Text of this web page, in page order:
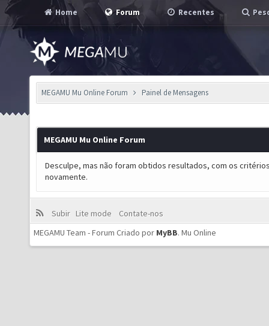
Home Forum Recentes
MEGAMU Mu Online Forum Painel de Mensagens
MEGAMU Mu Online Forum
Desculpe, mas não foram obtidos resultados, com os
novamente.
Subir Lite mode
Contate-nos
MEGAMU Team - Forum Criado por MyBB. Mu Online